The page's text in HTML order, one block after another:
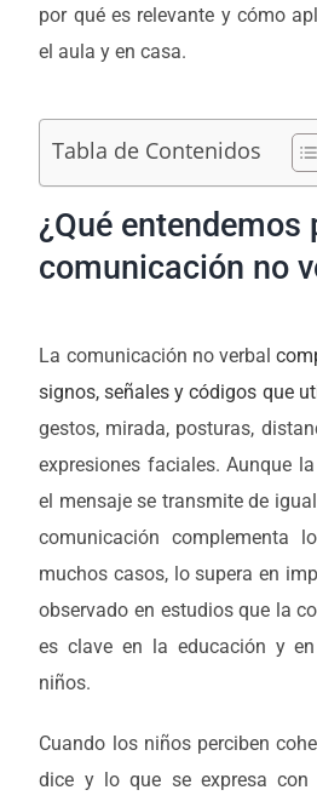
por qué es relevante y cómo
el aula y en casa.
Tabla de Contenidos
¿Qué entendemos
comunicación no
La comunicación no verbal
signos, señales y códigos que
gestos, mirada, posturas,
expresiones faciales. Aunque
el mensaje se transmite de
comunicación complementa
muchos casos, lo supera en
observado en estudios que la
es clave en la educación y
niños.
Cuando los niños perciben
dice y lo que se expresa con